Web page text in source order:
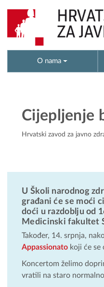
O nama
Cijepljenje
Hrvatski zavod za javno
U Školi narodnog
građani će se moći
doći u razdoblju od
Medicinski fakultet
Također, 14. srpnja,
Appassionato koji će se
Koncertom želimo
vratili na staro